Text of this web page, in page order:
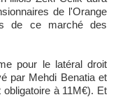
de l'Orange
de ce marché des
pour le latéral droit
par Mehdi Benatia et
à 11M€). Et